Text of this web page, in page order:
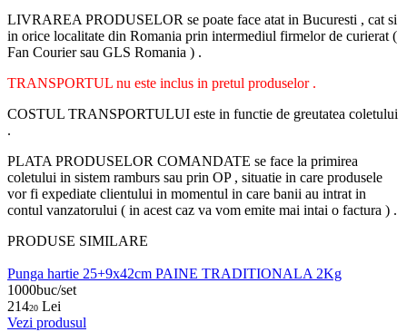
LIVRAREA PRODUSELOR se poate face atat in Bucuresti , cat si
in orice localitate din Romania prin intermediul firmelor de curierat (
Fan Courier sau GLS Romania ) .
TRANSPORTUL nu este inclus in pretul produselor .
COSTUL TRANSPORTULUI este in functie de greutatea coletului
.
PLATA PRODUSELOR COMANDATE se face la primirea
coletului in sistem ramburs sau prin OP , situatie in care produsele
vor fi expediate clientului in momentul in care banii au intrat in
contul vanzatorului ( in acest caz va vom emite mai intai o factura ) .
PRODUSE SIMILARE
Punga hartie 25+9x42cm PAINE TRADITIONALA 2Kg
1000buc/set
21420 Lei
Vezi produsul